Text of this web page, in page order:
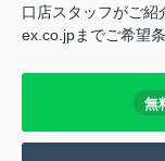
口店スタッフがご
ex.co.jpまでご希望
無